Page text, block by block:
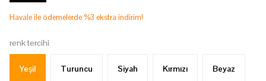
Havale ile ödemelerde %3 ekstra indirim!
renk tercihi
Yeşil Turuncu Siyah Kırmızı Beyaz